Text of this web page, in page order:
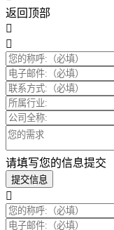
返回顶部
请填写您的信息提交
提交信息